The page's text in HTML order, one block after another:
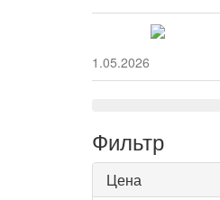
11.05.2026
Фильтр
Цена